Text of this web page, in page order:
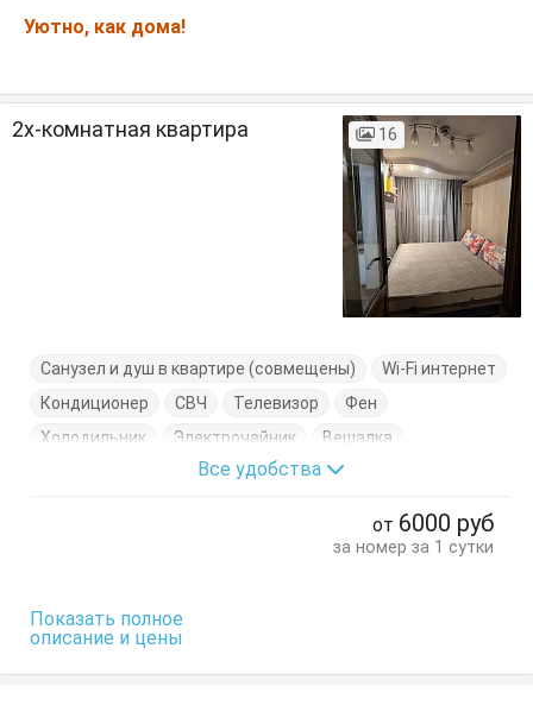
Уютно, как дома!
2х-комнатная квартира 16
Санузел и душ в квартире (совмещены)
Wi-Fi интернет
Кондиционер
СВЧ Телевизор
Фен
Холодильник
Электрочайник
Вешалка
Комод
Кровать двуспальная
Шкаф
Все удобства
от 6000 руб
за номер за 1 сутки
Показать полное
описание и цены